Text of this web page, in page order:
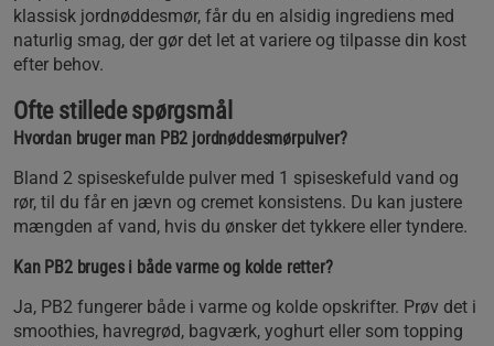
klassisk jordnøddesmør, får du en alsidig ingrediens med
naturlig smag, der gør det let at variere og tilpasse din kost
efter behov.
Ofte stillede spørgsmål
Hvordan bruger man PB2 jordnøddesmørpulver?
Bland 2 spiseskefulde pulver med 1 spiseskefuld vand og
rør, til du får en jævn og cremet konsistens. Du kan justere
mængden af vand, hvis du ønsker det tykkere eller tyndere.
Kan PB2 bruges i både varme og kolde retter?
Ja, PB2 fungerer både i varme og kolde opskrifter. Prøv det i
smoothies, havregrød, bagværk, yoghurt eller som topping